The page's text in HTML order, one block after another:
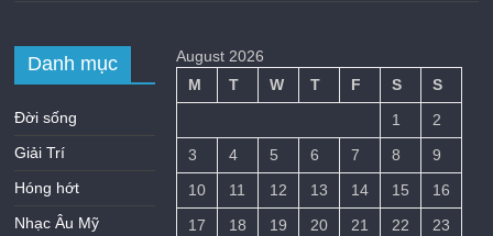
Danh mục
Đời sống
Giải Trí
Hóng hớt
Nhạc Âu Mỹ
August 2026
M
T W T F S
S
1
2
3
4 5 6 7 8
9
10
11 12 13 14 15
16
17
18 19 20 21 22 23